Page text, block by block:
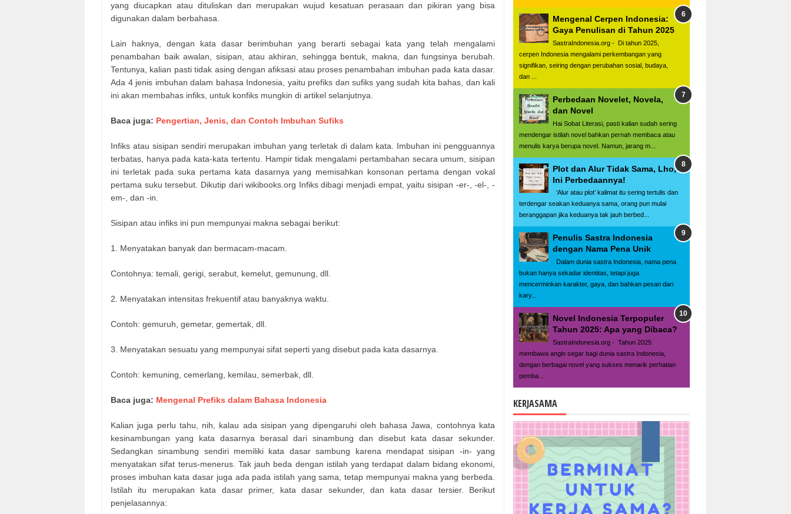
yang diucapkan atau dituliskan dan merupakan wujud kesatuan perasaan dan pikiran yang bisa
digunakan dalam berbahasa.
Lain haknya, dengan kata dasar berimbuhan yang berarti sebagai kata yang telah mengalami
penambahan baik awalan, sisipan, atau akhiran, sehingga bentuk, makna, dan fungsinya berubah.
Tentunya, kalian pasti tidak asing dengan afiksasi atau proses penambahan imbuhan pada kata dasar.
Ada 4 jenis imbuhan dalam bahasa Indonesia, yaitu prefiks dan sufiks yang sudah kita bahas, dan kali
ini akan membahas infiks, untuk konfiks mungkin di artikel selanjutnya.
Baca juga: Pengertian, Jenis, dan Contoh Imbuhan Sufiks
Infiks atau sisipan sendiri merupakan imbuhan yang terletak di dalam kata. Imbuhan ini pengguannya
terbatas, hanya pada kata-kata tertentu. Hampir tidak mengalami pertambahan secara umum, sisipan
ini terletak pada suka pertama kata dasarnya yang memisahkan konsonan pertama dengan vokal
pertama suku tersebut. Dikutip dari wikibooks.org Infiks dibagi menjadi empat, yaitu sisipan -er-, -el-, -
em-, dan -in.
Sisipan atau infiks ini pun mempunyai makna sebagai berikut:
1. Menyatakan banyak dan bermacam-macam.
Contohnya: temali, gerigi, serabut, kemelut, gemunung, dll.
2. Menyatakan intensitas frekuentif atau banyaknya waktu.
Contoh: gemuruh, gemetar, gemertak, dll.
3. Menyatakan sesuatu yang mempunyai sifat seperti yang disebut pada kata dasarnya.
Contoh: kemuning, cemerlang, kemilau, semerbak, dll.
Baca juga: Mengenal Prefiks dalam Bahasa Indonesia
Kalian juga perlu tahu, nih, kalau ada sisipan yang dipengaruhi oleh bahasa Jawa, contohnya kata
kesinambungan yang kata dasarnya berasal dari sinambung dan disebut kata dasar sekunder.
Sedangkan sinambung sendiri memiliki kata dasar sambung karena mendapat sisipan -in- yang
menyatakan sifat terus-menerus. Tak jauh beda dengan istilah yang terdapat dalam bidang ekonomi,
proses imbuhan kata dasar juga ada pada istilah yang sama, tetap mempunyai makna yang berbeda.
Istilah itu merupakan kata dasar primer, kata dasar sekunder, dan kata dasar tersier. Berikut
penjelasannya:
Mengenal Cerpen Indonesia:
Gaya Penulisan di Tahun 2025
SastraIndonesia.org - Di tahun 2025,
cerpen Indonesia mengalami perkembangan yang
signifikan, seiring dengan perubahan sosial, budaya,
dan ...
Perbedaan Novelet, Novela,
dan Novel
Hai Sobat Literasi, pasti kalian sudah sering
mendengar istilah novel bahkan pernah membaca atau
menulis karya berupa novel. Namun, jarang m...
Plot dan Alur Tidak Sama, Lho,
Ini Perbedaannya!
‘Alur atau plot’ kalimat itu sering tertulis dan
terdengar seakan keduanya sama, orang pun mulai
beranggapan jika keduanya tak jauh berbed...
Penulis Sastra Indonesia
dengan Nama Pena Unik
Dalam dunia sastra Indonesia, nama pena
bukan hanya sekadar identitas, tetapi juga
mencerminkan karakter, gaya, dan bahkan pesan dari
kary...
Novel Indonesia Terpopuler
Tahun 2025: Apa yang Dibaca?
SastraIndonesia.org - Tahun 2025
membawa angin segar bagi dunia sastra Indonesia,
dengan berbagai novel yang sukses menarik perhatian
pemba...
KERJASAMA